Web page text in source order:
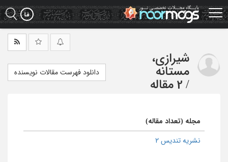
Skip
to
main
شیرازی،
مستانه
/ 2 مقاله
دانلود فهرست مقالات نویسنده
مجله (تعداد مقاله)
نشریه تندیس 2